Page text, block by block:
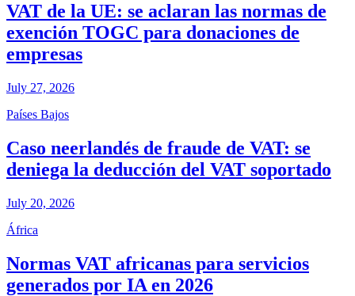
VAT de la UE: se aclaran las normas de
exención TOGC para donaciones de
empresas
July 27, 2026
Países Bajos
Caso neerlandés de fraude de VAT: se
deniega la deducción del VAT soportado
July 20, 2026
África
Normas VAT africanas para servicios
generados por IA en 2026